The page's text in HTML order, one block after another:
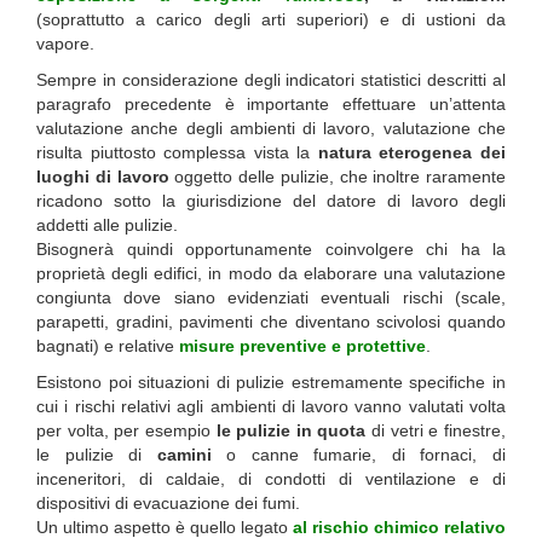
(soprattutto a carico degli arti superiori) e di ustioni da
vapore.
Sempre in considerazione degli indicatori statistici descritti al
paragrafo precedente è importante effettuare un’attenta
valutazione anche degli ambienti di lavoro, valutazione che
risulta piuttosto complessa vista la natura eterogenea dei
luoghi di lavoro oggetto delle pulizie, che inoltre raramente
ricadono sotto la giurisdizione del datore di lavoro degli
addetti alle pulizie.
Bisognerà quindi opportunamente coinvolgere chi ha la
proprietà degli edifici, in modo da elaborare una valutazione
congiunta dove siano evidenziati eventuali rischi (scale,
parapetti, gradini, pavimenti che diventano scivolosi quando
bagnati) e relative misure preventive e protettive
Esistono poi situazioni di pulizie estremamente specifiche in
cui i rischi relativi agli ambienti di lavoro vanno valutati volta
per volta, per esempio le pulizie in quota di vetri e finestre,
le pulizie di camini o canne fumarie, di fornaci, di
inceneritori, di caldaie, di condotti di ventilazione e di
dispositivi di evacuazione dei fumi.
Un ultimo aspetto è quello legato al rischio chimico relativo